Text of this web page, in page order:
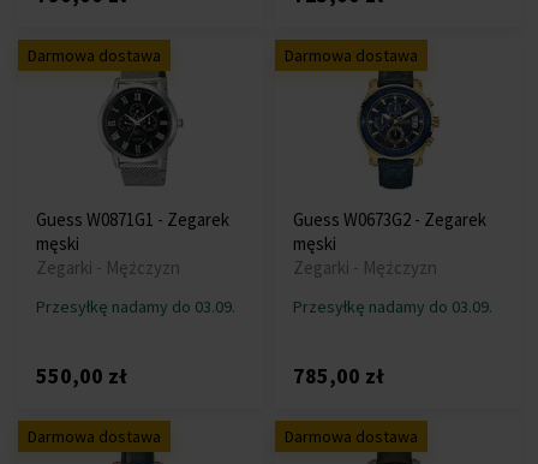
Darmowa dostawa
Guess W0871G1 - Zegarek
męski
Zegarki - Mężczyzn
Przesyłkę nadamy do 03.09.
550,00 zł
Darmowa dostawa
Guess W0673G2 - Zegarek
męski
Zegarki - Mężczyzn
Przesyłkę nadamy do 03.09.
785,00 zł
Darmowa dostawa Darmowa dostawa